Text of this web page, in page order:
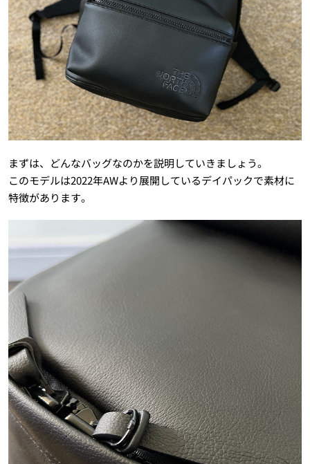
まずは、どんなバッグなのかを説明していきましょう。
このモデルは2022年AWより展開しているデイパックで素材に
特徴があります。